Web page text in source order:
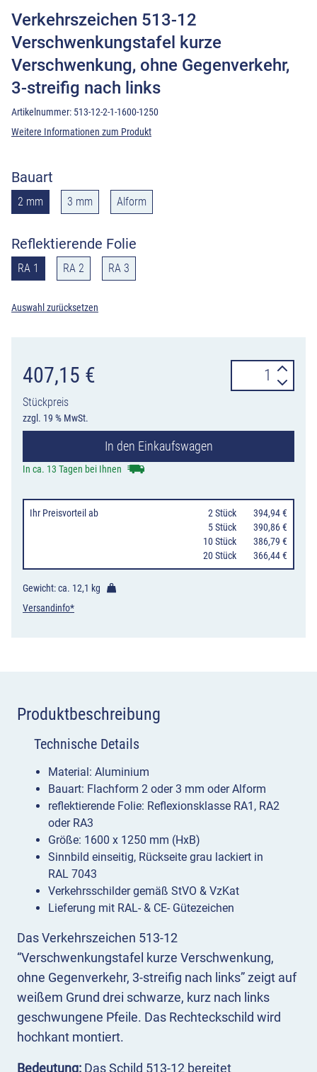
Verkehrszeichen 513-12
Verschwenkungstafel kurze
Verschwenkung, ohne Gegenverkehr,
3-streifig nach links
Artikelnummer: 513-12-2-1-1600-1250
Weitere Informationen zum Produkt
Bauart
2 mm 3 mm Alform
Reflektierende Folie
RA 1 RA 2 RA 3
Auswahl zurücksetzen
407,15 €
Stückpreis
zzgl. 19 % MwSt.
513-
Gegenverkehr,
3-
streifig
nach
In den Einkaufswagen
In ca. 13 Tagen bei Ihnen
Ihr Preisvorteil ab 2 Stück
394,94 €
5 Stück
390,86 €
10 Stück
386,79 €
20 Stück
366,44 €
Gewicht: ca. 12,1 kg
Versandinfo*
Produktbeschreibung
Das Verkehrszeichen 513-12
“Verschwenkungstafel kurze Verschwenkung,
ohne Gegenverkehr, 3-streifig nach links” zeigt auf
weißem Grund drei schwarze, kurz nach links
geschwungene Pfeile. Das Rechteckschild wird
hochkant montiert.
Bedeutung: Das Schild 513-12 bereitet
Technische Details
Material: Aluminium
Bauart: Flachform 2 oder 3 mm oder Alform
reflektierende Folie: Reflexionsklasse RA1, RA2
oder RA3
Größe: 1600 x 1250 mm (HxB)
Sinnbild einseitig, Rückseite grau lackiert in
RAL 7043
Verkehrsschilder gemäß StVO & VzKat
Lieferung mit RAL- & CE- Gütezeichen